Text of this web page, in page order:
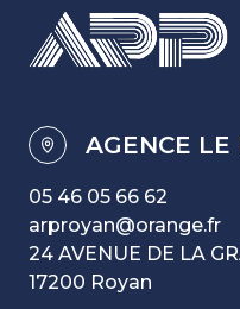
AGENCE
05 46 05 66 62
arproyan@orange.fr
24 AVENUE DE LA
17200 Royan